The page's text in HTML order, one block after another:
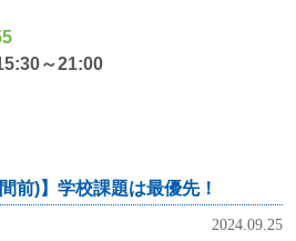
～21:00
前)】学校課題は最優先！
2024.09.25